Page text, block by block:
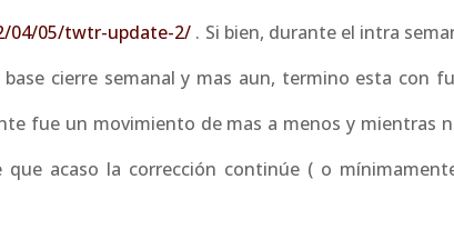
04/05/twtr-update-2/ . Si bien, durante el intra
cierre semanal y mas aun, termino esta con
fue un movimiento de mas a menos y mientras
que acaso la corrección continúe ( o